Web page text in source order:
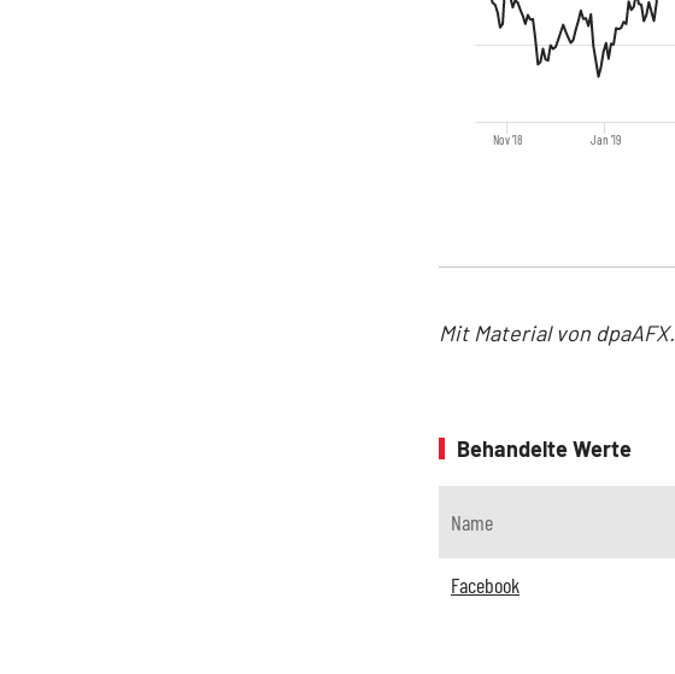
Nov '18 Jan '19
Mit Material von dpaAFX.
Behandelte Werte
Name
Facebook